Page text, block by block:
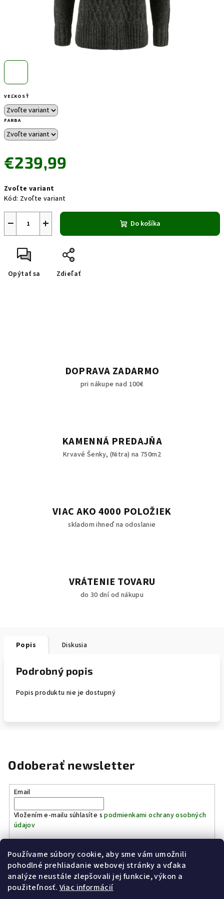
Používame súbory cookie, aby sme vám umožnili
pohodlné prehliadanie webovej stránky a vďaka
analýze neustále zlepšovali jej funkcie, výkon a
použiteľnosť. Viac informácií
VEĽKOSŤ
FARBA
€239,99
cena:
Zvoľte variant
Kód: Zvoľte variant
+
− Do košíka
Opýtať sa Zdieľať
DOPRAVA ZADARMO
pri nákupe nad 100€
KAMENNÁ PREDAJŇA
Krvavé Šenky, (Nitra) na 750m2
VIAC AKO 4000 POLOŽIEK
skladom ihneď na odoslanie
VRÁTENIE TOVARU
do 30 dní od nákupu
Popis Diskusia
Podrobný popis
Popis produktu nie je dostupný
Odoberať newsletter
Email
Vložením e-mailu súhlasíte spodmienkami ochrany osobných
údajov
Prihlásiť sa
Kinostrelnica Páleník